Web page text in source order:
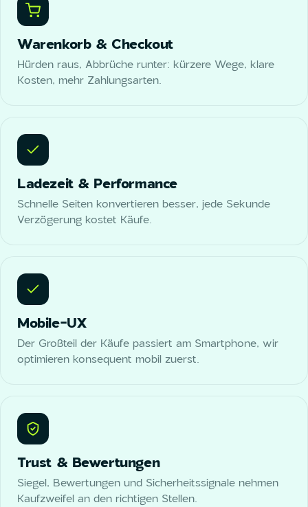
Warenkorb & Checkout
Hürden raus, Abbrüche runter: kürzere Wege, klare
Kosten, mehr Zahlungsarten.
Ladezeit & Performance
Schnelle Seiten konvertieren besser, jede Sekunde
Verzögerung kostet Käufe.
Mobile-UX
Der Großteil der Käufe passiert am Smartphone, wir
optimieren konsequent mobil zuerst.
Trust & Bewertungen
Siegel, Bewertungen und Sicherheitssignale nehmen
Kaufzweifel an den richtigen Stellen.